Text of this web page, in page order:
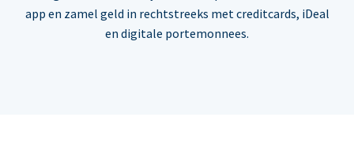
app en zamel geld in rechtstreeks met creditcards, iDeal
en digitale portemonnees.